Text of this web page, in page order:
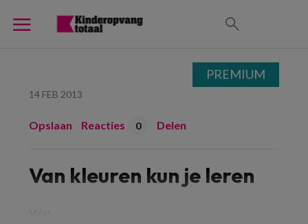
14 FEB 2013
Opslaan Reacties 0 Delen
Van kleuren kun je leren
PREMIUM